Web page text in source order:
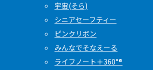
宇宙(そら)
シニアセーフティー
ピンクリボン
みんなでそなえーる
ライフノート＋360°®